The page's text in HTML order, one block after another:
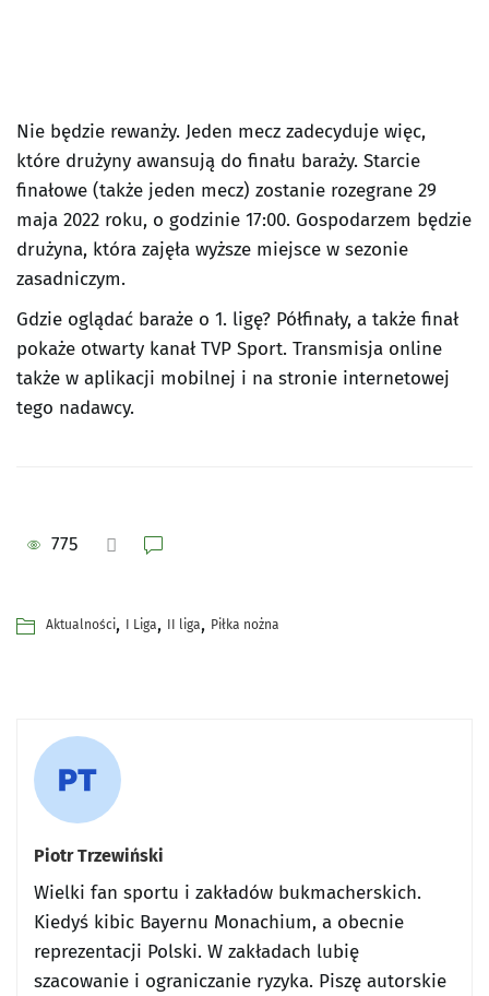
Nie będzie rewanży. Jeden mecz zadecyduje więc,
które drużyny awansują do finału baraży. Starcie
finałowe (także jeden mecz) zostanie rozegrane 29
maja 2022 roku, o godzinie 17:00. Gospodarzem będzie
drużyna, która zajęła wyższe miejsce w sezonie
zasadniczym.
Gdzie oglądać baraże o 1. ligę? Półfinały, a także finał
pokaże otwarty kanał TVP Sport. Transmisja online
także w aplikacji mobilnej i na stronie internetowej
tego nadawcy.
775
Aktualności, I Liga, II liga, Piłka nożna
Piotr Trzewiński
Wielki fan sportu i zakładów bukmacherskich.
Kiedyś kibic Bayernu Monachium, a obecnie
reprezentacji Polski. W zakładach lubię
szacowanie i ograniczanie ryzyka. Piszę autorskie